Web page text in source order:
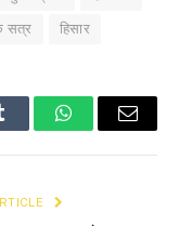
सत्र हिसार
WhatsAppEmail